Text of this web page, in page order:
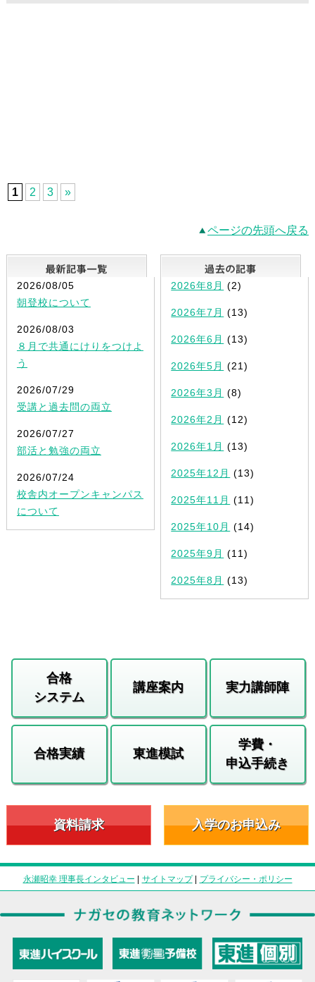
1 2 3 »
ページの先頭へ戻る
最新記事一覧
2026/08/05
朝登校について
2026/08/03
８月で共通にけりをつけよ
う
2026/07/29
受講と過去問の両立
2026/07/27
部活と勉強の両立
2026/07/24
校舎内オープンキャンパス
について
2026年8月 (2)
2026年7月 (13)
2026年6月 (13)
2026年5月 (21)
2026年3月 (8)
2026年2月 (12)
2026年1月 (13)
2025年12月 (13)
2025年11月 (11)
2025年10月 (14)
2025年9月 (11)
2025年8月 (13)
合格
システム
講座案内 実力講師陣
合格実績 東進模試
学費・
申込手続き
資料請求 入学のお申込み
永瀬昭幸 理事長インタビュー | サイトマップ| プライバシー・ポリシー